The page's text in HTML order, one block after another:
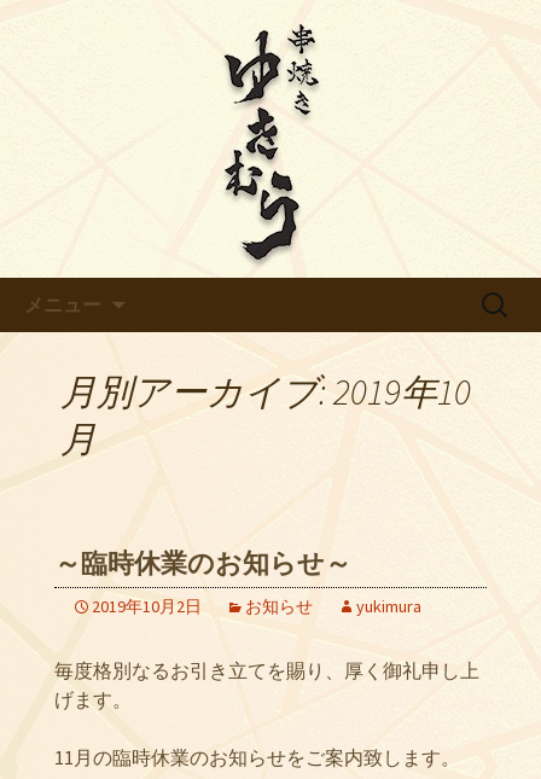
天白区平針の炭火焼き鳥【ゆき
むら】のブログ
【ゆきむら】のブログです
メニュー
検
月別アーカイブ: 2019年10
月
～臨時休業のお知らせ～
2019年10月2日 お知らせ yukimura
毎度格別なるお引き立てを賜り、厚く御礼申し上
げます。
11月の臨時休業のお知らせをご案内致します。